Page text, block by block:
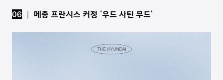
06 │ 메종 프란시스 커정 ‘우드 사틴 무드’